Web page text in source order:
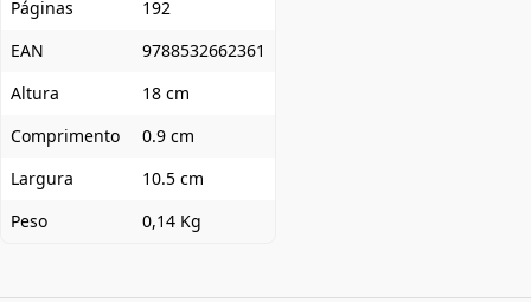
Páginas
192
EAN
9788532662361
Altura
18 cm
Comprimento
0.9 cm
Largura
10.5 cm
Peso
0,14 Kg